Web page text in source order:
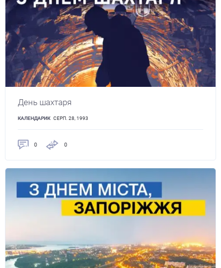
День шахтаря
КАЛЕНДАРИК СЕРП. 28, 1993
0 0